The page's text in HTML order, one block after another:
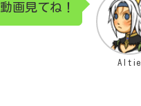
Altie
動画見てね！